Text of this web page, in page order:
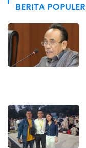
BERITA POPULER